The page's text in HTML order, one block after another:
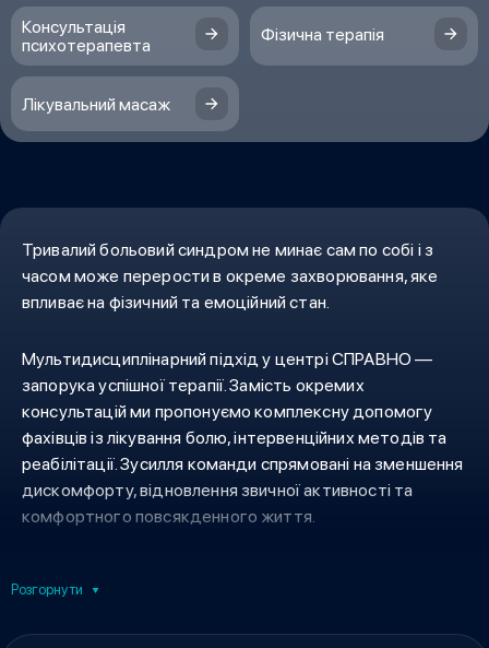
Консультація
психотерапевта
Фізична терапія
Лікувальний масаж
Розгорнути
Тривалий больовий синдром не минає сам по собі і з
часом може перерости в окреме захворювання, яке
впливає на фізичний та емоційний стан.
Мультидисциплінарний підхід у центрі СПРАВНО —
запорука успішної терапії. Замість окремих
консультацій ми пропонуємо комплексну допомогу
фахівців із лікування болю, інтервенційних методів та
реабілітації. Зусилля команди спрямовані на зменшення
дискомфорту, відновлення звичної активності та
комфортного повсякденного життя.
СПРАВНО, щоб з’ясувати справжню причину вашого